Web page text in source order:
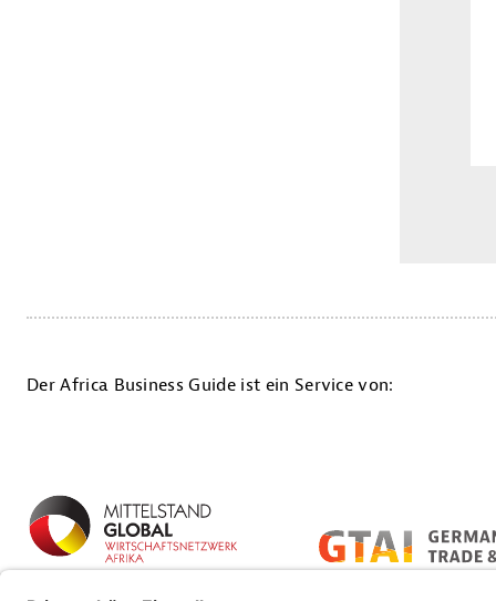
Der Africa Business Guide ist ein Service von: